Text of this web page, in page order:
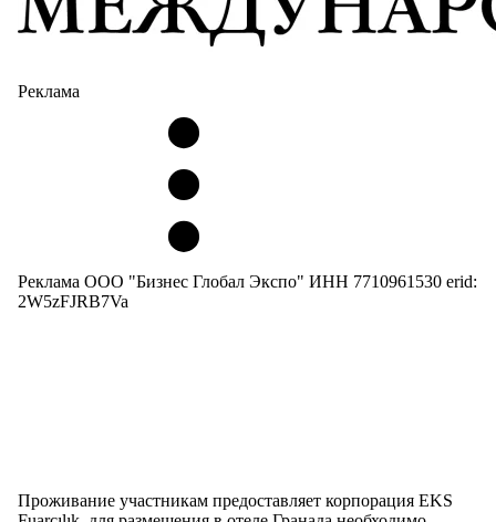
Реклама
Реклама ООО "Бизнес Глобал Экспо" ИНН 7710961530 erid:
2W5zFJRB7Va
Проживание участникам предоставляет корпорация EKS